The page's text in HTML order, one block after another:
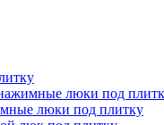
люки под
люки под плитку